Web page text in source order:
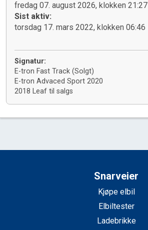
fredag 07. august 2026, klokken 21:27
Sist aktiv:
torsdag 17. mars 2022, klokken 06:46
Signatur:
E-tron Fast Track (Solgt)
E-tron Advaced Sport 2020
2018 Leaf til salgs
Snarveier
Kjøpe elbil
Elbiltester
Ladebrikke